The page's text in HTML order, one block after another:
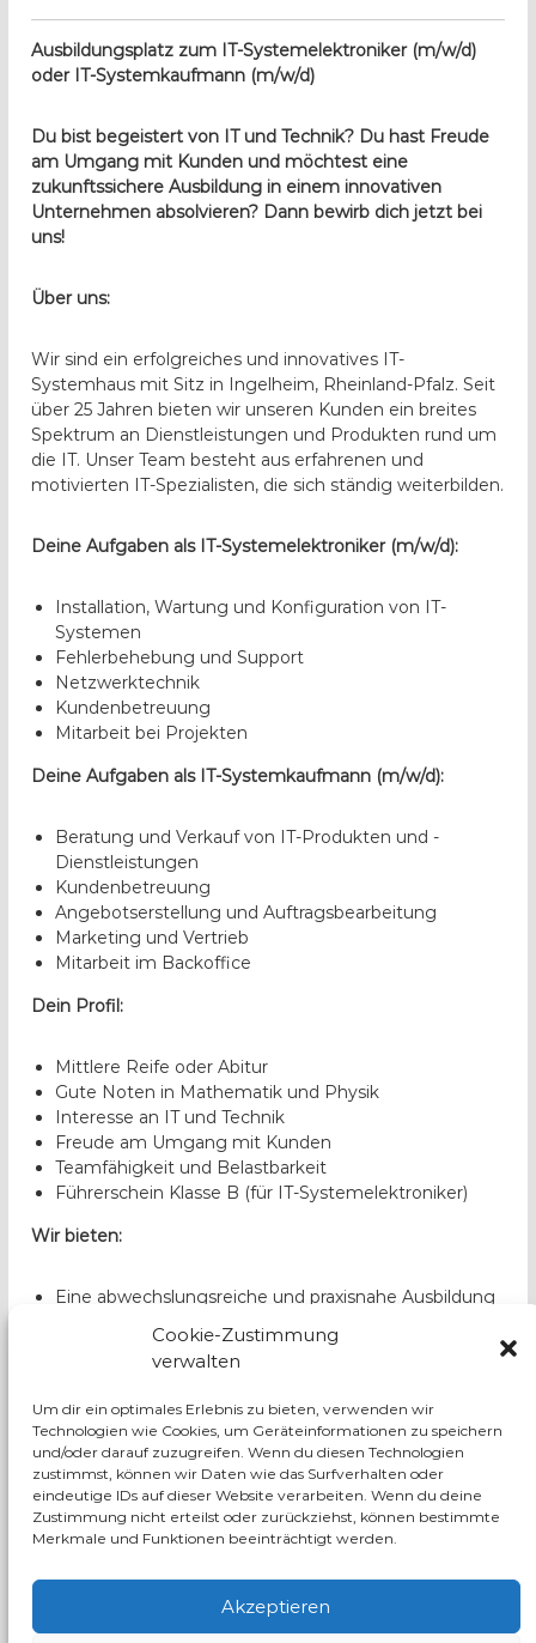
Cookie-Zustimmung
verwalten
Um dir ein optimales Erlebnis zu bieten, verwenden wir
Technologien wie Cookies, um Geräteinformationen zu speichern
und/oder darauf zuzugreifen. Wenn du diesen Technologien
zustimmst, können wir Daten wie das Surfverhalten oder
eindeutige IDs auf dieser Website verarbeiten. Wenn du deine
Zustimmung nicht erteilst oder zurückziehst, können bestimmte
Merkmale und Funktionen beeinträchtigt werden.
Akzeptieren
Ausbildungsplatz zum IT-Systemelektroniker (m/w/d)
oder IT-Systemkaufmann (m/w/d)
Du bist begeistert von IT und Technik? Du hast Freude
am Umgang mit Kunden und möchtest eine
zukunftssichere Ausbildung in einem innovativen
Unternehmen absolvieren? Dann bewirb dich jetzt bei
uns!
Über uns:
Wir sind ein erfolgreiches und innovatives IT-
Systemhaus mit Sitz in Ingelheim, Rheinland-Pfalz. Seit
über 25 Jahren bieten wir unseren Kunden ein breites
Spektrum an Dienstleistungen und Produkten rund um
die IT. Unser Team besteht aus erfahrenen und
motivierten IT-Spezialisten, die sich ständig weiterbilden.
Deine Aufgaben als IT-Systemelektroniker (m/w/d):
Installation, Wartung und Konfiguration von IT-
Systemen
Fehlerbehebung und Support
Netzwerktechnik
Kundenbetreuung
Mitarbeit bei Projekten
Deine Aufgaben als IT-Systemkaufmann (m/w/d):
Beratung und Verkauf von IT-Produkten und -
Dienstleistungen
Kundenbetreuung
Angebotserstellung und Auftragsbearbeitung
Marketing und Vertrieb
Mitarbeit im Backoffice
Dein Profil:
Mittlere Reife oder Abitur
Gute Noten in Mathematik und Physik
Interesse an IT und Technik
Freude am Umgang mit Kunden
Teamfähigkeit und Belastbarkeit
Führerschein Klasse B (für IT-Systemelektroniker)
Wir bieten:
Eine abwechslungsreiche und praxisnahe Ausbildung
Moderne Arbeitsbedingungen
Überdurchschnittliche Ausbildungsvergütung
Flache Hierarchien und kurze Entscheidungswege
Bewirb dich jetzt!
Sende uns deine vollständigen Bewerbungsunterlagen
per E-Mail an bewerbung@ep-ingelheim.de.
Wir freuen uns auf deine Bewerbung!